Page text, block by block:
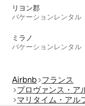
リヨン郡
バケーションレンタル
ミラノ
バケーションレンタル
Airbnb フランス
プロヴァンス・ア
マリタイム・アル